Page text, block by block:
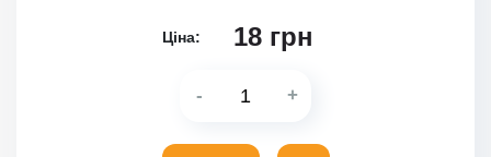
Ціна: 18 грн
- +